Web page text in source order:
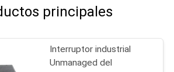
principales
Interruptor industrial
Unmanaged del